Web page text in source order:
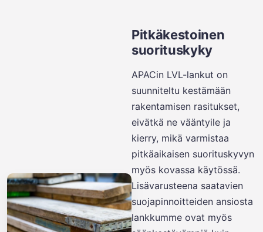
Pitkäkestoinen
suorituskyky
APACin LVL-lankut on
suunniteltu kestämään
rakentamisen rasitukset,
eivätkä ne vääntyile ja
kierry, mikä varmistaa
pitkäaikaisen suorituskyvyn
myös kovassa käytössä.
Lisävarusteena saatavien
suojapinnoitteiden ansiosta
lankkumme ovat myös